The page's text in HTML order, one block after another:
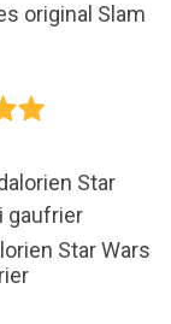
original Slam
Star Wars